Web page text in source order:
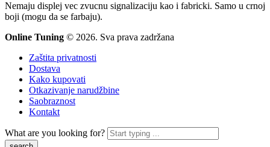
Nemaju displej vec zvucnu signalizaciju kao i fabricki. Samo u crnoj
boji (mogu da se farbaju).
Online Tuning © 2026. Sva prava zadržana
Zaštita privatnosti
Dostava
Kako kupovati
Otkazivanje narudžbine
Saobraznost
Kontakt
What are you looking for?